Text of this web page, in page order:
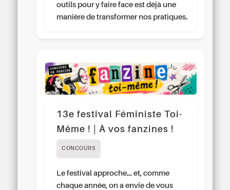
outils pour y faire face est déjà une
manière de transformer nos pratiques.
13e festival Féministe Toi-
Même ! | À vos fanzines !
CONCOURS
Le festival approche… et, comme
chaque année, on a envie de vous